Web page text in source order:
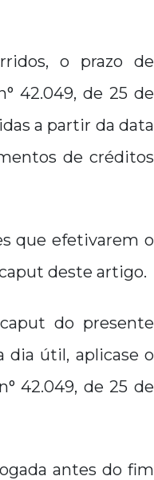
o prazo de
42.049, de 25 de
a partir da data
de créditos
que efetivarem o
deste artigo.
do presente
dia útil, aplicase o
42.049, de 25 de
antes do fim